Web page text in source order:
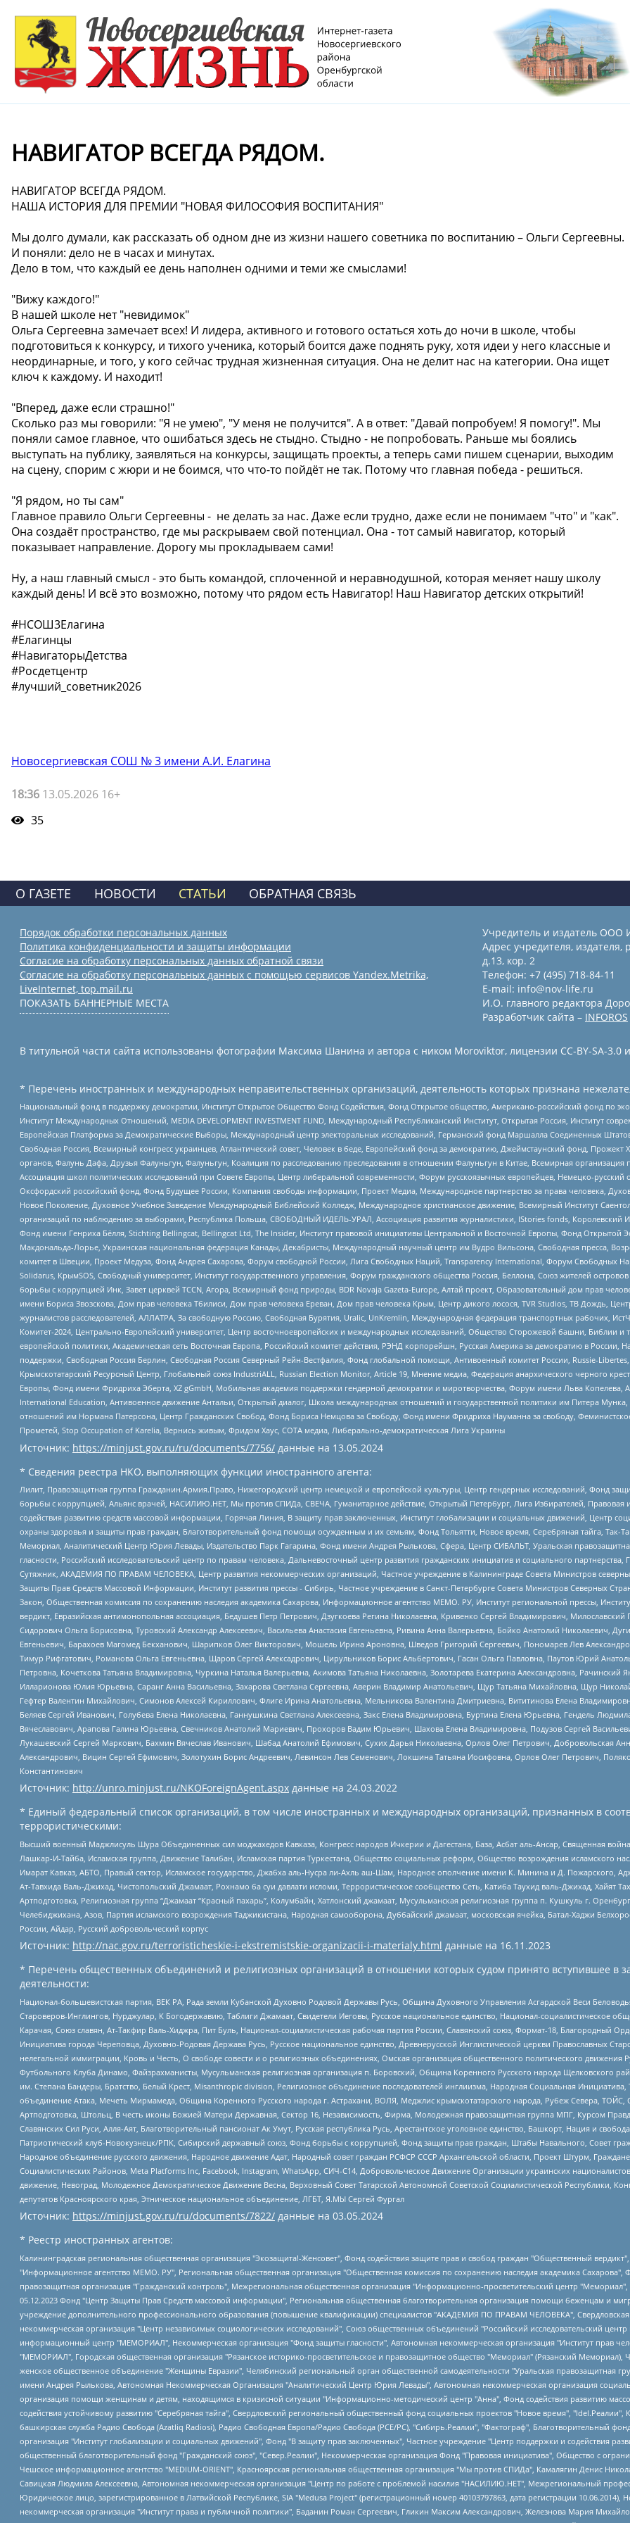
️НАВИГАТОР ВСЕГДА РЯДОМ.
️НАВИГАТОР ВСЕГДА РЯДОМ.
НАША ИСТОРИЯ ДЛЯ ПРЕМИИ "НОВАЯ ФИЛОСОФИЯ ВОСПИТАНИЯ"
Мы долго думали, как рассказать об одном дне из жизни нашего советника по воспитанию – Ольги Сергеевны.
И поняли: дело не в часах и минутах.
Дело в том, что каждый ее день наполнен одними и теми же смыслами!
"Вижу каждого!"
В нашей школе нет "невидимок"
Ольга Сергеевна замечает всех! И лидера, активного и готового остаться хоть до ночи в школе, чтобы
подготовиться к конкурсу, и тихого ученика, который боится даже поднять руку, хотя идеи у него классные и
неординарные, и того, у кого сейчас трудная жизненная ситуация. Она не делит нас на категории. Она ищет
ключ к каждому. И находит!
"Вперед, даже если страшно!"
Сколько раз мы говорили: "Я не умею", "У меня не получится". А в ответ: "Давай попробуем! Я помогу!". Мы
поняли самое главное, что ошибаться здесь не стыдно. Стыдно - не попробовать. Раньше мы боялись
выступать на публику, заявляться на конкурсы, защищать проекты, а теперь сами пишем сценарии, выходим
на сцену, спорим с жюри и не боимся, что что-то пойдёт не так. Потому что главная победа - решиться.
"Я рядом, но ты сам"
Главное правило Ольги Сергеевны - не делать за нас. Даже если трудно, даже если не понимаем "что" и "как".
Она создаёт пространство, где мы раскрываем свой потенциал. Она - тот самый навигатор, который
показывает направление. Дорогу мы прокладываем сами!
️Ну, а наш главный смысл - это быть командой, сплоченной и неравнодушной, которая меняет нашу школу
каждый день! И всё это возможно, потому что рядом есть Навигатор! Наш Навигатор детских открытий!
#НСОШ3Елагина
#Елагинцы
#НавигаторыДетства
#Росдетцентр
#лучший_советник2026
Новосергиевская СОШ № 3 имени А.И. Елагина
18:36 13.05.2026 16+
35
О ГАЗЕТЕ НОВОСТИ СТАТЬИ ОБРАТНАЯ СВЯЗЬ
Порядок обработки персональных данных
Политика конфиденциальности и защиты информации
Согласие на обработку персональных данных обратной связи
Согласие на обработку персональных данных с помощью сервисов Yandex.Metrika,
LiveInternet, top.mail.ru
ПОКАЗАТЬ БАННЕРНЫЕ МЕСТА
Учредитель и издатель ООО
Адрес учредителя, издателя,
д.13, кор. 2
Телефон: +7 (495) 718-84-11
E-mail: info@nov-life.ru
И.О. главного редактора
Разработчик сайта – INFOROS
В титульной части сайта использованы фотографии Максима Шанина и автора с ником Moroviktor, лицензии CC-BY-SA-3.0
* Перечень иностранных и международных неправительственных организаций, деятельность которых признана
Национальный фонд в поддержку демократии, Институт Открытое Общество Фонд Содействия, Фонд Открытое общество, Американо-российский фонд по
Институт Международных Отношений, MEDIA DEVELOPMENT INVESTMENT FUND, Международный Республиканский Институт, Открытая Россия, Институт
Европейская Платформа за Демократические Выборы, Международный центр электоральных исследований, Германский фонд Маршалла Соединенных
Свободная Россия, Всемирный конгресс украинцев, Атлантический совет, Человек в беде, Европейский фонд за демократию, Джеймстаунский фонд,
органов, Фалунь Дафа, Друзья Фалуньгун, Фалуньгун, Коалиция по расследованию преследования в отношении Фалуньгун в Китае, Всемирная
Ассоциация школ политических исследований при Совете Европы, Центр либеральной современности, Форум русскоязычных европейцев, Немецко-
Оксфордский российский фонд, Фонд Будущее России, Компания свободы информации, Проект Медиа, Международное партнерство за права человека,
Новое Поколение, Духовное Учебное Заведение Международный Библейский Колледж, Международное христианское движение, Всемирный Институт
организаций по наблюдению за выборами, Республика Польша, СВОБОДНЫЙ ИДЕЛЬ-УРАЛ, Ассоциация развития журналистики, IStories fonds,
Фонд имени Генриха Бёлля, Stichting Bellingcat, Bellingcat Ltd, The Insider, Институт правовой инициативы Центральной и Восточной Европы, Фонд Открытой
Макдональда-Лорье, Украинская национальная федерация Канады, Декабристы, Международный научный центр им Вудро Вильсона, Свободная пресса,
комитет в Швеции, Проект Медуза, Фонд Андрея Сахарова, Форум свободной России, Лига Свободных Наций, Transparеncy International, Форум Свободных
Solidarus, КрымSOS, Свободный университет, Институт государственного управления, Форум гражданского общества Россия, Беллона, Союз жителей
борьбы с коррупцией Инк, Завет церквей TCCN, Агора, Всемирный фонд природы, BDR Novaja Gazeta-Europe, Алтай проект, Образовательный дом прав
имени Бориса Звозскова, Дом прав человека Тбилиси, Дом прав человека Ереван, Дом прав человека Крым, Центр дикого лосося, TVR Studios, ТВ Дождь,
журналистов расследователей, АЛЛАТРА, За свободную Россию, Свободная Бурятия, Uralic, UnKremlin, Международная федерация транспортных рабочих,
Комитет-2024, Центрально-Европейский университет, Центр восточноевропейских и международных исследований, Общество Сторожевой башни, Библии и
европейской политики, Академическая сеть Восточная Европа, Российский комитет действия, РЭНД корпорейшн, Русская Америка за демократию в России,
поддержки, Свободная Россия Берлин, Свободная Россия Северный Рейн-Вестфалия, Фонд глобальной помощи, Антивоенный комитет России, Russie-
Крымскотатарский Ресурсный Центр, Глобальный союз IndustriALL, Russian Election Monitor, Article 19, Мнение медиа, Федерация анархического черного
Европы, Фонд имени Фридриха Эберта, XZ gGmbH, Мобильная академия поддержки гендерной демократии и миротворчества, Форум имени Льва Копелева,
International Education, Антивоенное движение Антальи, Открытый диалог, Школа международных отношений и государственной политики им Питера
отношений им Нормана Патерсона, Центр Гражданских Свобод, Фонд Бориса Немцова за Свободу, Фонд имени Фридриха Науманна за свободу,
Прометей, Stop Occupation of Karelia, Вернись живым, Фридом Хаус, СОТА медиа, Либерально-демократическая Лига Украины
Источник: https://minjust.gov.ru/ru/documents/7756/ данные на 13.05.2024
* Сведения реестра НКО, выполняющих функции иностранного агента:
Лилит, Правозащитная группа Гражданин.Армия.Право, Нижегородский центр немецкой и европейской культуры, Центр гендерных исследований, Фонд
борьбы с коррупцией, Альянс врачей, НАСИЛИЮ.НЕТ, Мы против СПИДа, СВЕЧА, Гуманитарное действие, Открытый Петербург, Лига Избирателей, Правовая
содействия развитию средств массовой информации, Горячая Линия, В защиту прав заключенных, Институт глобализации и социальных движений, Центр
охраны здоровья и защиты прав граждан, Благотворительный фонд помощи осужденным и их семьям, Фонд Тольятти, Новое время, Серебряная тайга, Так-
Мемориал, Аналитический Центр Юрия Левады, Издательство Парк Гагарина, Фонд имени Андрея Рылькова, Сфера, Центр СИБАЛЬТ, Уральская
гласности, Российский исследовательский центр по правам человека, Дальневосточный центр развития гражданских инициатив и социального
Сутяжник, АКАДЕМИЯ ПО ПРАВАМ ЧЕЛОВЕКА, Центр развития некоммерческих организаций, Частное учреждение в Калининграде Совета Министров
Защиты Прав Средств Массовой Информации, Институт развития прессы - Сибирь, Частное учреждение в Санкт-Петербурге Совета Министров Северных
Закон, Общественная комиссия по сохранению наследия академика Сахарова, Информационное агентство МЕМО. РУ, Институт региональной прессы,
вердикт, Евразийская антимонопольная ассоциация, Бедушев Петр Петрович, Дзугкоева Регина Николаевна, Кривенко Сергей Владимирович,
Сидорович Ольга Борисовна, Туровский Александр Алексеевич, Васильева Анастасия Евгеньевна, Ривина Анна Валерьевна, Бойко Анатолий Николаевич,
Евгеньевич, Барахоев Магомед Бекханович, Шарипков Олег Викторович, Мошель Ирина Ароновна, Шведов Григорий Сергеевич, Пономарев Лев
Тимур Рифгатович, Романова Ольга Евгеньевна, Щаров Сергей Алексадрович, Цирульников Борис Альбертович, Гасан Ольга Павловна, Паутов Юрий
Петровна, Кочеткова Татьяна Владимировна, Чуркина Наталья Валерьевна, Акимова Татьяна Николаевна, Золотарева Екатерина Александровна,
Илларионова Юлия Юрьевна, Саранг Анна Васильевна, Захарова Светлана Сергеевна, Аверин Владимир Анатольевич, Щур Татьяна Михайловна, Щур
Гефтер Валентин Михайлович, Симонов Алексей Кириллович, Флиге Ирина Анатольевна, Мельникова Валентина Дмитриевна, Вититинова Елена
Беляев Сергей Иванович, Голубева Елена Николаевна, Ганнушкина Светлана Алексеевна, Закс Елена Владимировна, Буртина Елена Юрьевна, Гендель
Вячеславович, Арапова Галина Юрьевна, Свечников Анатолий Мариевич, Прохоров Вадим Юрьевич, Шахова Елена Владимировна, Подузов Сергей
Лукашевский Сергей Маркович, Бахмин Вячеслав Иванович, Шабад Анатолий Ефимович, Сухих Дарья Николаевна, Орлов Олег Петрович, Добровольская
Александрович, Вицин Сергей Ефимович, Золотухин Борис Андреевич, Левинсон Лев Семенович, Локшина Татьяна Иосифовна, Орлов Олег Петрович,
Константинович
Источник: http://unro.minjust.ru/NKOForeignAgent.aspx данные на 24.03.2022
* Единый федеральный список организаций, в том числе иностранных и международных организаций, признанных в
террористическими:
Высший военный Маджлисуль Шура Объединенных сил моджахедов Кавказа, Конгресс народов Ичкерии и Дагестана, База, Асбат аль-Ансар, Священная
Лашкар-И-Тайба, Исламская группа, Движение Талибан, Исламская партия Туркестана, Общество социальных реформ, Общество возрождения исламского
Имарат Кавказ, АБТО, Правый сектор, Исламское государство, Джабха аль-Нусра ли-Ахль аш-Шам, Народное ополчение имени К. Минина и Д. Пожарского,
Ат-Тавхида Валь-Джихад, Чистопольский Джамаат, Рохнамо ба суи давлати исломи, Террористическое сообщество Сеть, Катиба Таухид валь-Джихад,
Артподготовка, Религиозная группа “Джамаат “Красный пахарь”, Колумбайн, Хатлонский джамаат, Мусульманская религиозная группа п. Кушкуль г.
Челебиджихана, Азов, Партия исламского возрождения Таджикистана, Народная самооборона, Дуббайский джамаат, московская ячейка, Батал-Хаджи
России, Айдар, Русский добровольческий корпус
Источник: http://nac.gov.ru/terroristicheskie-i-ekstremistskie-organizacii-i-materialy.html данные на 16.11.2023
* Перечень общественных объединений и религиозных организаций в отношении которых судом принято вступившее в
деятельности:
Национал-большевистская партия, ВЕК РА, Рада земли Кубанской Духовно Родовой Державы Русь, Община Духовного Управления Асгардской Веси
Староверов-Инглингов, Нурджулар, К Богодержавию, Таблиги Джамаат, Свидетели Иеговы, Русское национальное единство, Национал-социалистическое
Карачая, Союз славян, Ат-Такфир Валь-Хиджра, Пит Буль, Национал-социалистическая рабочая партия России, Славянский союз, Формат-18, Благородный
Инициатива города Череповца, Духовно-Родовая Держава Русь, Русское национальное единство, Древнерусской Инглистической церкви Православных
нелегальной иммиграции, Кровь и Честь, О свободе совести и о религиозных объединениях, Омская организация общественного политического движения
Футбольного Клуба Динамо, Файзрахманисты, Мусульманская религиозная организация п. Боровский, Община Коренного Русского народа Щелковского
им. Степана Бандеры, Братство, Белый Крест, Misanthropic division, Религиозное объединение последователей инглиизма, Народная Социальная
объединение Атака, Мечеть Мирмамеда, Община Коренного Русского народа г. Астрахани, ВОЛЯ, Меджлис крымскотатарского народа, Рубеж Севера, ТОЙС,
Артподготовка, Штольц, В честь иконы Божией Матери Державная, Сектор 16, Независимость, Фирма, Молодежная правозащитная группа МПГ, Курсом
Славянских Сил Руси, Алля-Аят, Благотворительный пансионат Ак Умут, Русская республика Русь, Арестантское уголовное единство, Башкорт, Нация и
Патриотический клуб-Новокузнецк/РПК, Сибирский державный союз, Фонд борьбы с коррупцией, Фонд защиты прав граждан, Штабы Навального, Совет
Народное объединение русского движения, Народное движение Адат, Народный совет граждан РСФСР СССР Архангельской области, Проект Штурм,
Социалистических Районов, Meta Platforms Inc, Facebook, Instagram, WhatsApp, СИЧ-С14, Добровольческое Движение Организации украинских
движение, Невоград, Молодежное Демократическое Движение Весна, Верховный Совет Татарской Автономной Советской Социалистической Республики,
депутатов Красноярского края, Этническое национальное объединение, ЛГБТ, Я.МЫ Сергей Фургал
Источник: https://minjust.gov.ru/ru/documents/7822/ данные на 03.05.2024
* Реестр иностранных агентов:
Калининградская региональная общественная организация "Экозащита!-Женсовет", Фонд содействия защите прав и свобод граждан "Общественный вердикт", Фонд "Институт Развития Свободы Информации", Частное учреждение "Информационное агентство МЕМО. РУ", Региональная общественная организация "Общественная комиссия по сохранению наследия академика Сахарова", Фонд поддержки свободы прессы, Санкт-Петербургская общественная правозащитная организация "Гражданский контроль", Межрегиональная общественная организация "Информационно-просветительский центр "Мемориал", Региональный Фонд "Центр Защиты Прав Средств Массовой Информации", с 05.12.2023 Фонд "Центр Защиты Прав Средств массовой информации", Региональная общественная благотворительная организация помощи беженцам и мигрантам "Гражданское содействие", Негосударственное образовательное учреждение дополнительного профессионального образования (повышение квалификации) специалистов "АКАДЕМИЯ ПО ПРАВАМ ЧЕЛОВЕКА", Свердловская региональная общественная организация "Сутяжник", Автономная некоммерческая организация "Центр независимых социологических исследований", Союз общественных объединений "Российский исследовательский центр по правам человека", Региональное общественное учреждение научно-информационный центр "МЕМОРИАЛ", Некоммерческая организация "Фонд защиты гласности", Автономная некоммерческая организация "Институт прав человека", Городская общественная организация "Екатеринбургское общество "МЕМОРИАЛ", Городская общественная организация "Рязанское историко-просветительское и правозащитное общество "Мемориал" (Рязанский Мемориал), Челябинский региональный орган общественной самодеятельности – женское общественное объединение "Женщины Евразии", Челябинский региональный орган общественной самодеятельности "Уральская правозащитная группа", Фонд содействия защите здоровья и социальной справедливости имени Андрея Рылькова, Автономная Некоммерческая Организация "Аналитический Центр Юрия Левады", Автономная некоммерческая организация социальной поддержки населения "Проект Апрель", Региональная общественная организация помощи женщинам и детям, находящимся в кризисной ситуации "Информационно-методический центр "Анна", Фонд содействия развитию массовых коммуникаций и правовому просвещению "Так-так-Так", Фонд содействия устойчивому развитию "Серебряная тайга", Свердловский региональный общественный фонд социальных проектов "Новое время", "Idel.Реалии", Кавказ.Реалии, Крым.Реалии, Телеканал Настоящее Время, Татаро-башкирская служба Радио Свобода (Azatliq Radiosi), Радио Свободная Европа/Радио Свобода (PCE/PC), "Сибирь.Реалии", "Фактограф", Благотворительный фонд помощи осужденным и их семьям, Автономная некоммерческая организация "Институт глобализации и социальных движений", Фонд "В защиту прав заключенных", Частное учреждение "Центр поддержки и содействия развитию средств массовой информации", Пензенский региональный общественный благотворительный фонд "Гражданский союз", "Север.Реалии", Некоммерческая организация Фонд "Правовая инициатива", Общество с ограниченной ответственностью "Радио Свободная Европа/Радио Свобода", Чешское информационное агентство "MEDIUM-ORIENT", Красноярская региональная общественная организация "Мы против СПИДа", Камалягин Денис Николаевич, Маркелов Сергей Евгеньевич, Пономарев Лев Александрович, Савицкая Людмила Алексеевна, Автономная некоммерческая организация "Центр по работе с проблемой насилия "НАСИЛИЮ.НЕТ", Межрегиональный профессиональный союз работников здравоохранения "Альянс врачей", Юридическое лицо, зарегистрированное в Латвийской Республике, SIA "Medusa Project" (регистрационный номер 40103797863, дата регистрации 10.06.2014), Некоммерческая организация "Фонд по борьбе с коррупцией", Автономная некоммерческая организация "Институт права и публичной политики", Баданин Роман Сергеевич, Гликин Максим Александрович, Железнова Мария Михайловна, Лукьянова Юлия Сергеевна, Маетная Елизавета Витальевна, Маняхин Петр Борисович, Чуракова Ольга Владимировна, Ярош Юлия Петровна, Юридическое лицо "The Insider SIA", зарегистрированное в Риге, Латвийская Республика (дата регистрации 26.06.2015), являющееся администратором доменного имени интернет-издания "The Insider SIA", https://theins.ru, Постернак Алексей Евгеньевич, Рубин Михаил Аркадьевич, Анин Роман Александрович, Юридическое лицо Istories fonds, зарегистрированное в Латвийской Республике (регистрационный номер 50008295751, дата регистрации 24.02.2020), Великовский Дмитрий Александрович, Долинина Ирина Николаевна, Мароховская Алеся Алексеевна, Шлейнов Роман Юрьевич, Шмагун Олеся Валентиновна, Общество с ограниченной ответственностью "Альтаир 2021", Общество с ограниченной ответственностью "Вега 2021", Общество с ограниченной ответственностью "Главный редактор 2021", Общество с ограниченной ответственностью "Ромашки монолит", Важенков Артем Валерьевич, Ивановская областная общественная организация "Центр гендерных исследований", Гурман Юрий Альбертович, Медиапроект "ОВД-Инфо", Егоров Владимир Владимирович, Жилинский Владимир Александрович, Общество с ограниченной ответственностью "ЗП", Иванова София Юрьевна, Карезина Инна Павловна, Кильтау Екатерина Викторовна, Петров Алексей Викторович, Пискунов Сергей Евгеньевич, Смирнов Сергей Сергеевич, Тихонов Михаил Сергеевич, Общество с ограниченной ответственностью "ЖУРНАЛИСТ-ИНОСТРАННЫЙ АГЕНТ", Арапова Галина Юрьевна, Вольтская Татьяна Анатольевна, Американская компания "Mason G.E.S. Anonymous Foundation" (США), являющаяся владельцем интернет-издания https://mnews.world/, Компания "Stichting Bellingcat", зарегистрированная в Нидерландах (дата регистрации 11.07.2018), Захаров Андрей Вячеславович, Клепиковская Екатерина Дмитриевна, Общество с ограниченной ответственностью "МЕМО", Перл Роман Александрович, Симонов Евгений Алексеевич, Соловьева Елена Анатольевна, Сотников Даниил Владимирович, Сурначева Елизавета Дмитриевна, Автономная некоммерческая организация по защите прав человека и информированию населения "Якутия – Наше Мнение", Общество с ограниченной ответственностью "Москоу диджитал медиа", с 26.01.2023 Общество с ограниченной ответственностью "Чайка Белые сады", Ветошкина Валерия Валерьевна, Заговора Максим Александрович, Межрегиональное общественное движение "Российская ЛГБТ - сеть", Оленичев Максим Владимирович, Павлов Иван Юрьевич, Скворцова Елена Сергеевна, Общество с ограниченной ответственностью "Как бы инагент", Кочетков Игорь Викторович, Общество с ограниченной ответственностью "Честные выборы", Еланчик Олег Александрович, Общество с ограниченной ответственностью "Нобелевский призыв", Гималова Регина Эмилевна, Григорьев Андрей Валерьевич, Григорьева Алина Александровна, Ассоциация по содействию защите прав призывников, альтернативнослужащих и военнослужащих "Правозащитная группа "Гражданин.Армия.Право", Хисамова Регина Фаритовна,